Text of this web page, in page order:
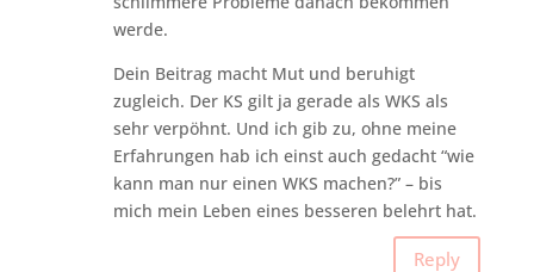
werde.
Dein Beitrag macht Mut und beruhigt
zugleich. Der KS gilt ja gerade als WKS als
sehr verpöhnt. Und ich gib zu, ohne meine
Erfahrungen hab ich einst auch gedacht “wie
kann man nur einen WKS machen?” – bis
mich mein Leben eines besseren belehrt hat.
Reply